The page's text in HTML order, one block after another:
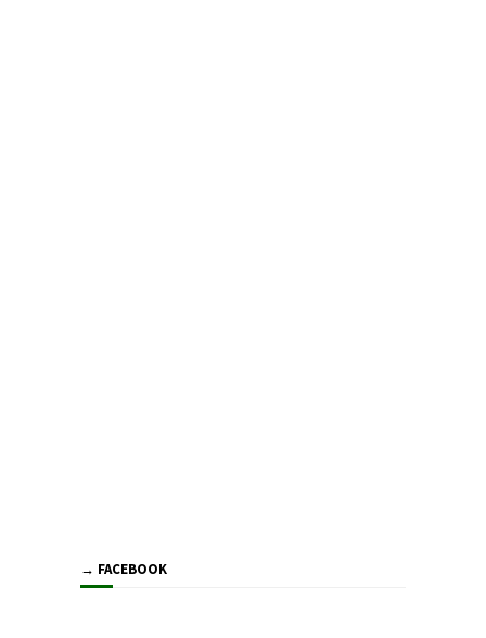
→ FACEBOOK